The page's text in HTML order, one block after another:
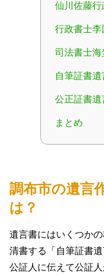
仙川佐藤
行政書士
司法書士海
自筆証書
公正証書遺
まとめ
調布市の遺言
は？
遺言書にはいくつか
清書する「自筆証書
公証人に伝えて公証